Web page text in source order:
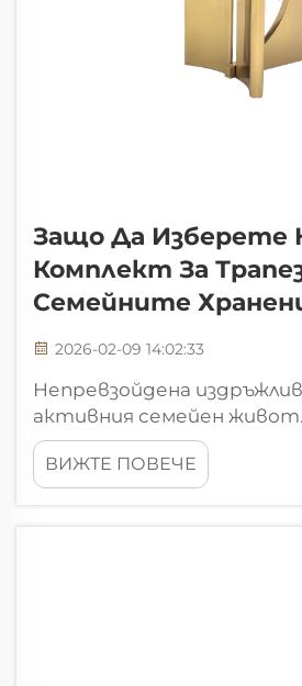
Защо Да Изберете
Комплект За
Семейните
2026-02-09 14:02:33
Непревзойдена
активния семейен
с деца, които тичат
ден, имат нужда от
могат да понасят
ВИЖТЕ ПОВЕЧЕ